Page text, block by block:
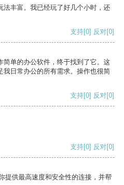
法丰富。我已经玩了好几个小时，还
支持[0] 反对[0]
简单的办公软件，终于找到了它。这
我日常办公的所有需求。操作也很简
支持[0] 反对[0]
支持[0] 反对[0]
提供最高速度和安全性的连接，并帮